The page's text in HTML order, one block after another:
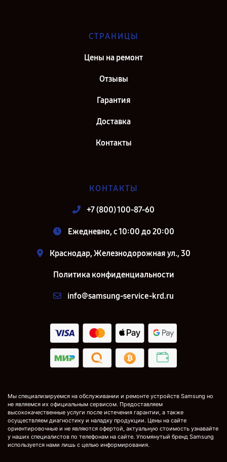
СТРАНИЦЫ
Цены на ремонт
Отзывы
Гарантия
Доставка
Контакты
КОНТАКТЫ
+7 (800) 100-87-60
Ежедневно, с 10:00 до 20:00
Краснодар, Железнодорожная ул., 30
Политика конфиденциальности
info@samsung-service-krd.ru
Мы специализируемся на обслуживании и ремонте устройств Samsung но
не являемся их официальным сервисом. Предоставляем
высококачественные услуги после истечения гарантии, а также
осуществляем диагностику и наладку продукции. Цены на сайте
ориентировочные и не являются офертой, актуальную стоимость узнавайте
у наших специалистов по телефонам на сайте. Упомянутый бренд Samsung
используется нами лишь с целью информирования.